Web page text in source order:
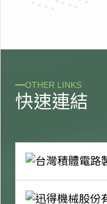
OTHER LINKS
快速連結